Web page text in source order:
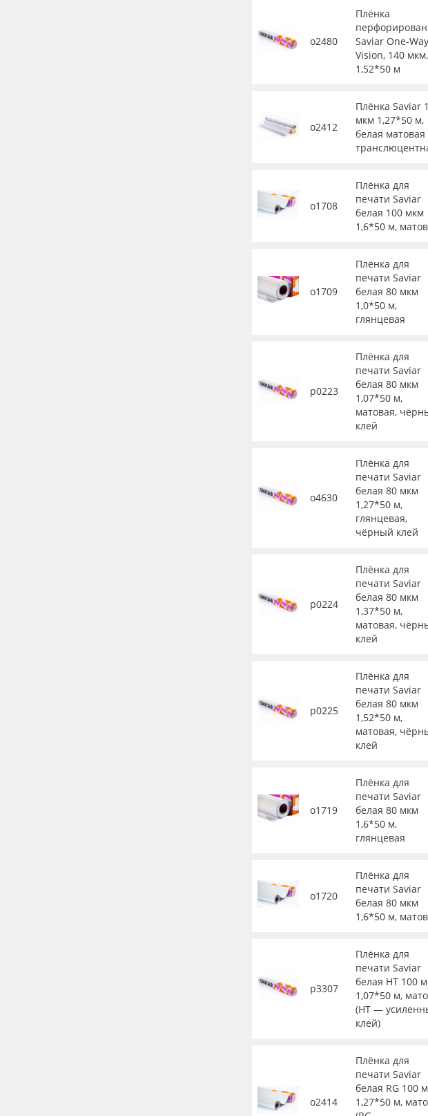
о2480
Плёнка
Saviar One-
Vision, 140 мкм,
1,52*50 м
о2412
Плёнка Saviar
мкм 1,27*50 м,
белая матовая
о1708
Плёнка для
печати Saviar
белая 100 мкм
1,6*50 м,
о1709
Плёнка для
печати Saviar
белая 80 мкм
1,0*50 м,
глянцевая
р0223
Плёнка для
печати Saviar
белая 80 мкм
1,07*50 м,
матовая,
клей
о4630
Плёнка для
печати Saviar
белая 80 мкм
1,27*50 м,
глянцевая,
чёрный клей
р0224
Плёнка для
печати Saviar
белая 80 мкм
1,37*50 м,
матовая,
клей
р0225
Плёнка для
печати Saviar
белая 80 мкм
1,52*50 м,
матовая,
клей
о1719
Плёнка для
печати Saviar
белая 80 мкм
1,6*50 м,
глянцевая
о1720
Плёнка для
печати Saviar
белая 80 мкм
1,6*50 м,
р3307
Плёнка для
печати Saviar
белая HT 100
1,07*50 м,
(HT —
клей)
о2414
Плёнка для
печати Saviar
белая RG 100
1,27*50 м,